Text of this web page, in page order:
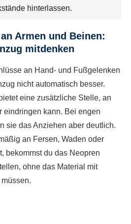
hinterlassen.
Armen und Beinen:
mitdenken
an Hand- und Fußgelenken
nicht automatisch besser.
eine zusätzliche Stelle, an
eindringen kann. Bei engen
sie das Anziehen aber deutlich.
an Fersen, Waden oder
bekommst du das Neopren
ohne das Material mit